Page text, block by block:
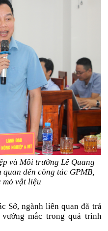
và Môi trường Lê Quang
đến công tác GPMB,
mỏ vật liệu
Sở, ngành liên quan đã trả
mắc trong quá trình